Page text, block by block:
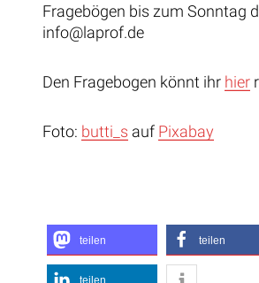
Fragebögen bis zum Sonntag
info@laprof.de
Den Fragebogen könnt ihr hier
Foto: butti_s auf Pixabay
teilen teilen
teilen